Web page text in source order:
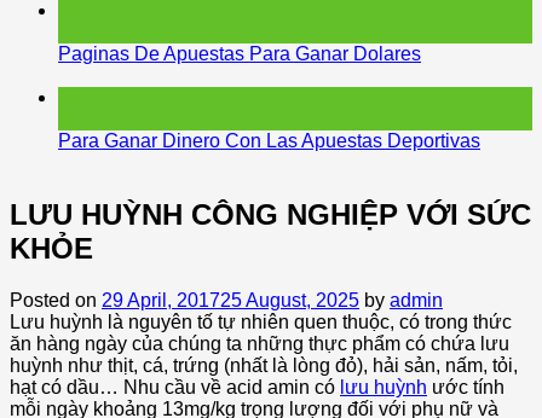
Paginas De Apuestas Para Ganar Dolares
Para Ganar Dinero Con Las Apuestas Deportivas
LƯU HUỲNH CÔNG NGHIỆP VỚI SỨC
KHỎE
Posted on 29 April, 201725 August, 2025 by admin
Lưu huỳnh là nguyên tố tự nhiên quen thuộc, có trong thức
ăn hàng ngày của chúng ta những thực phẩm có chứa lưu
huỳnh như thịt, cá, trứng (nhất là lòng đỏ), hải sản, nấm, tỏi,
hạt có dầu… Nhu cầu về acid amin có lưu huỳnh ước tính
mỗi ngày khoảng 13mg/kg trọng lượng đối với phụ nữ và